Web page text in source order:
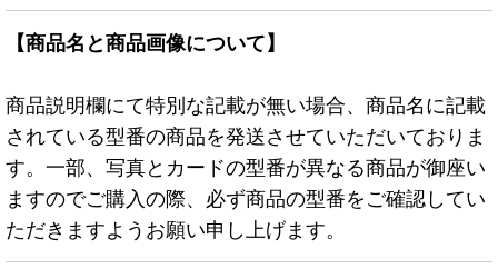
【商品名と商品画像について】
商品説明欄にて特別な記載が無い場合、商品名に記載
されている型番の商品を発送させていただいておりま
す。一部、写真とカードの型番が異なる商品が御座い
ますのでご購入の際、必ず商品の型番をご確認してい
ただきますようお願い申し上げます。